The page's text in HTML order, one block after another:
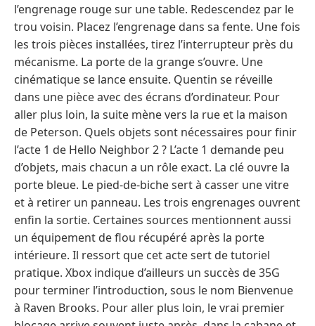
l’engrenage rouge sur une table. Redescendez par le
trou voisin. Placez l’engrenage dans sa fente. Une fois
les trois pièces installées, tirez l’interrupteur près du
mécanisme. La porte de la grange s’ouvre. Une
cinématique se lance ensuite. Quentin se réveille
dans une pièce avec des écrans d’ordinateur. Pour
aller plus loin, la suite mène vers la rue et la maison
de Peterson. Quels objets sont nécessaires pour finir
l’acte 1 de Hello Neighbor 2 ? L’acte 1 demande peu
d’objets, mais chacun a un rôle exact. La clé ouvre la
porte bleue. Le pied-de-biche sert à casser une vitre
et à retirer un panneau. Les trois engrenages ouvrent
enfin la sortie. Certaines sources mentionnent aussi
un équipement de flou récupéré après la porte
intérieure. Il ressort que cet acte sert de tutoriel
pratique. Xbox indique d’ailleurs un succès de 35G
pour terminer l’introduction, sous le nom Bienvenue
à Raven Brooks. Pour aller plus loin, le vrai premier